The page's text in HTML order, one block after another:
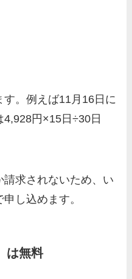
。例えば11月16日に
円×15日÷30日
求されないため、い
し込めます。
は無料